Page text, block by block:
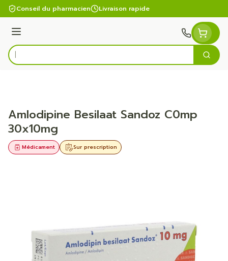
Aller au contenu
Conseil du pharmacien Livraison rapide
Menu
Rechercher
Amlodipine Besilaat Sandoz C0mp
30x10mg
Sur prescription
Médicament